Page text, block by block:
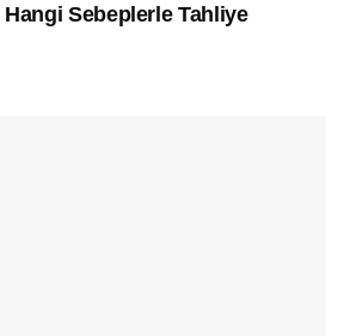
Hangi Sebeplerle Tahliye